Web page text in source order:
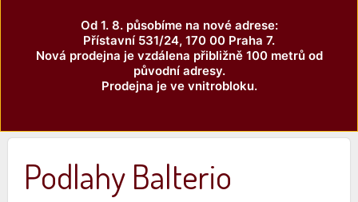
Od 1. 8. působíme na nové adrese:
Přístavní 531/24, 170 00 Praha 7.
Nová prodejna je vzdálena přibližně 100 metrů od
původní adresy.
Prodejna je ve vnitrobloku.
Podlahy Balterio